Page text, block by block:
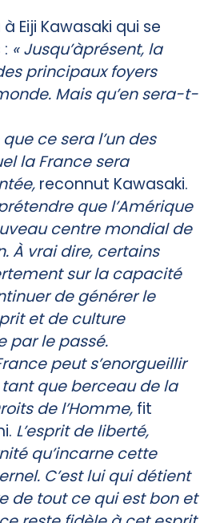
à Eiji Kawasaki qui se
« Jusqu’àprésent, la
principaux foyers
Mais qu’en sera-t-
ce sera l’un des
la France sera
reconnut Kawasaki.
que l’Amérique
centre mondial de
À vrai dire, certains
sur la capacité
de générer le
et de culture
par le passé.
peut s’enorgueillir
que berceau de la
de l’Homme, fit
L’esprit de liberté,
qu’incarne cette
C’est lui qui détient
de tout ce qui est bon et